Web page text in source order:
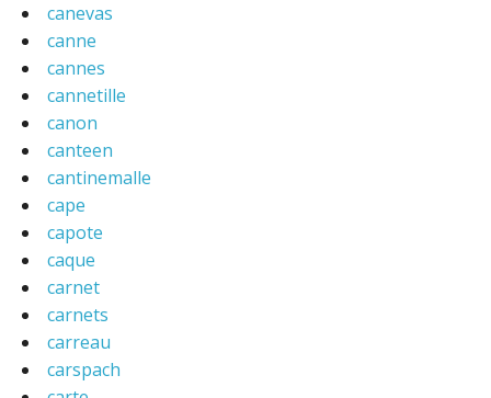
canevas
canne
cannes
cannetille
canon
canteen
cantinemalle
cape
capote
caque
carnet
carnets
carreau
carspach